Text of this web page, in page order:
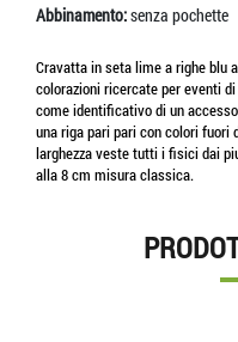
Abbinamento:senza pochette
Cravatta in seta lime a righe blu
colorazioni ricercate per eventi
come identificativo di un
una riga pari pari con colori fuori
larghezza veste tutti i fisici dai
alla 8 cm misura classica.